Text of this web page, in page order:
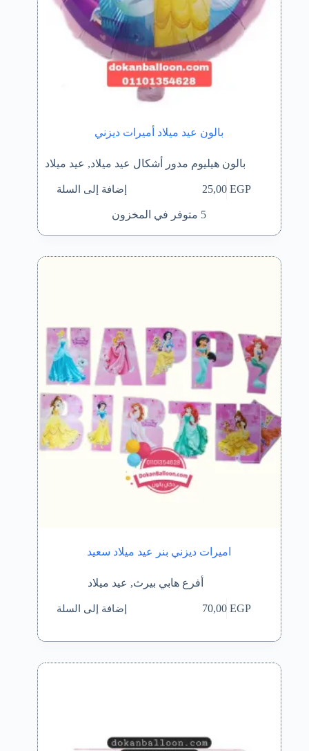
بالون عيد ميلاد أميرات ديزني
بالون هيليوم مدور أشكال عيد ميلاد, عيد ميلاد
25,00EGP إضافة إلى السلة
5 متوفر في المخزون
اميرات ديزني بنر عيد ميلاد سعيد
أفرع هابي بيرث, عيد ميلاد
70,00EGP إضافة إلى السلة